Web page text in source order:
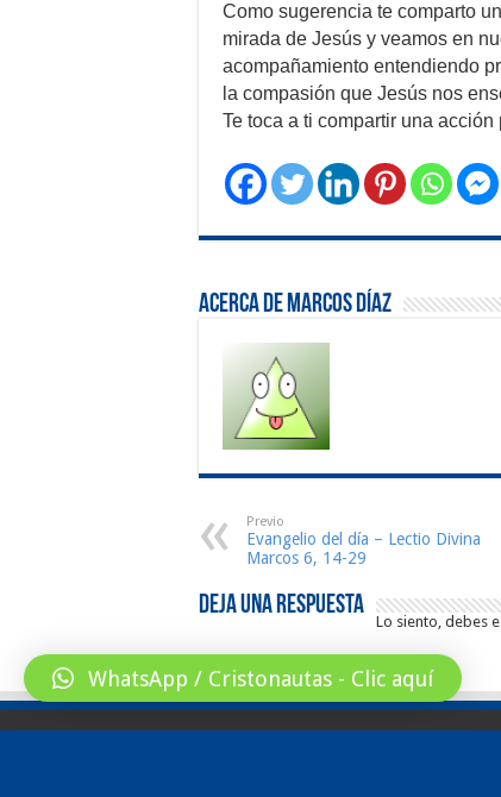
Como sugerencia te comparto
mirada de Jesús y veamos en
acompañamiento entendiendo
la compasión que Jesús nos
Te toca a ti compartir una
Acerca de Marcos Díaz
Previo
Evangelio del día – Lectio Divina
Marcos 6, 14-29
Deja una respuesta
Lo siento, debes
WhatsApp / Cristonautas - Clic aquí